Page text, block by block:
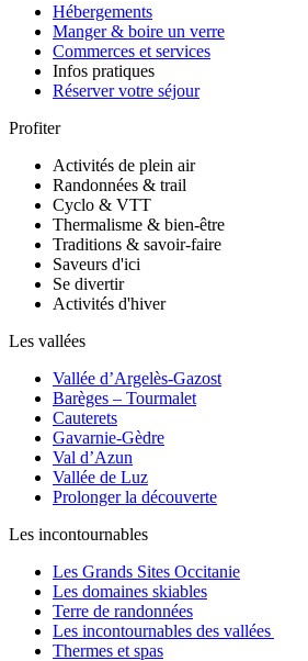
Hébergements
Manger & boire un verre
Commerces et services
Infos pratiques
Réserver votre séjour
Profiter
Activités de plein air
Randonnées & trail
Cyclo & VTT
Thermalisme & bien-être
Traditions & savoir-faire
Saveurs d'ici
Se divertir
Activités d'hiver
Les vallées
Vallée d’Argelès-Gazost
Barèges – Tourmalet
Cauterets
Gavarnie-Gèdre
Val d’Azun
Vallée de Luz
Prolonger la découverte
Les incontournables
Les Grands Sites Occitanie
Les domaines skiables
Terre de randonnées
Les incontournables des vallées
Thermes et spas